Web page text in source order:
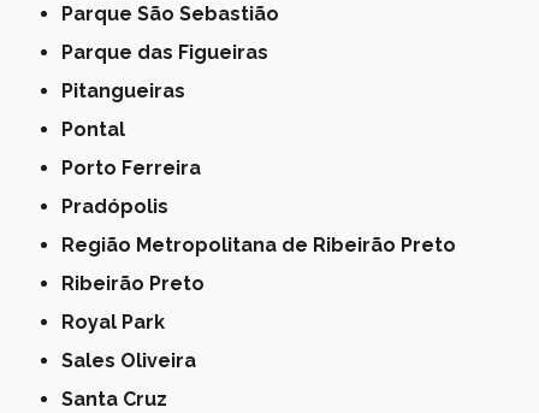
Parque São Sebastião
Parque das Figueiras
Pitangueiras
Pontal
Porto Ferreira
Pradópolis
Região Metropolitana de Ribeirão Preto
Ribeirão Preto
Royal Park
Sales Oliveira
Santa Cruz